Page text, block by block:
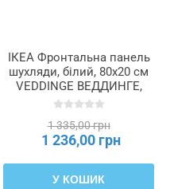
ІКЕА Фронтальна панель
шухляди, білий, 80x20 см
VEDDINGE ВЕДДИНГЕ,
802.054.27
1 335,00 грн
1 236,00 грн
У КОШИК